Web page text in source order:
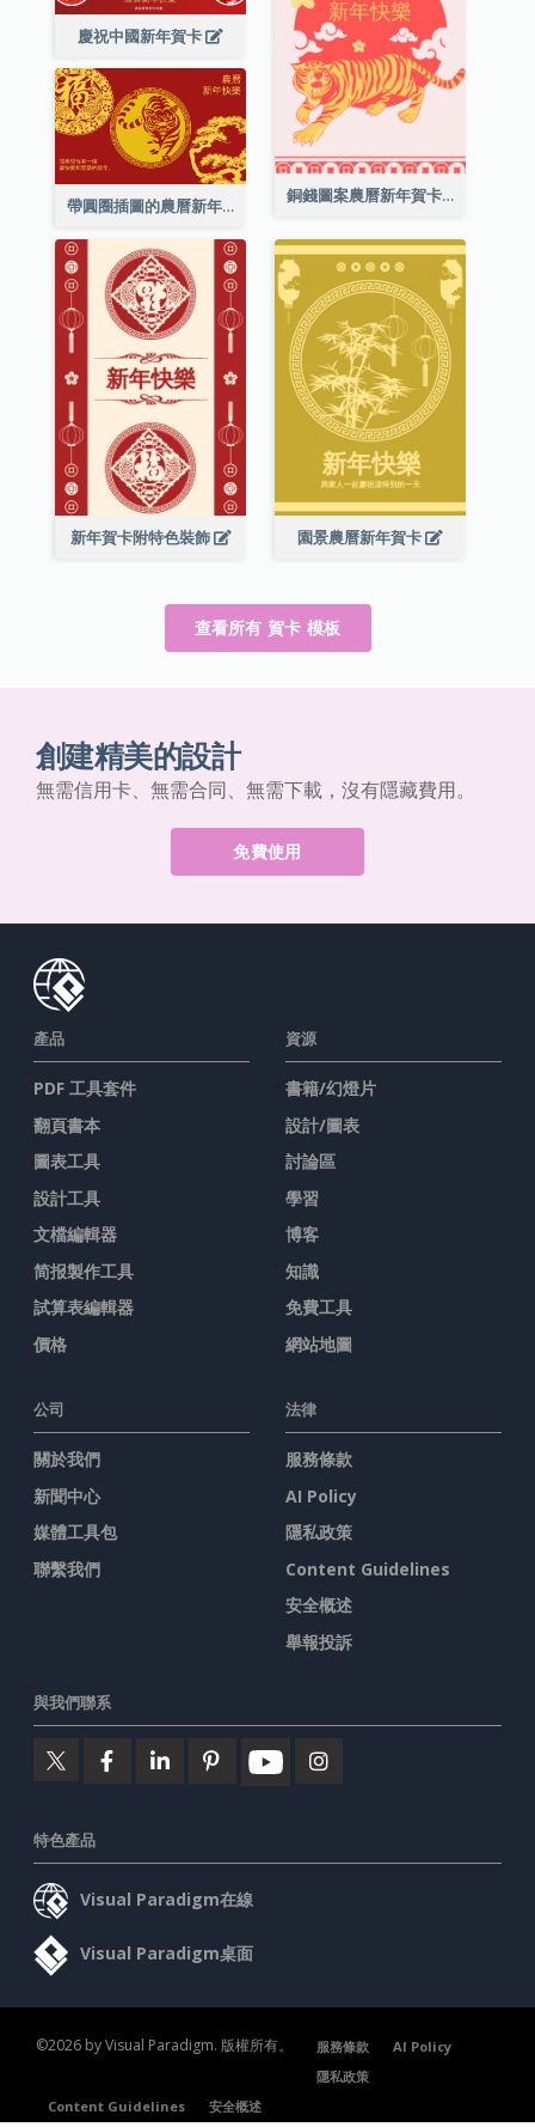
慶祝中國新年賀卡
銅錢圖案農曆新年賀卡
帶圓圈插圖的農曆新年快樂賀卡
新年賀卡附特色裝飾 園景農曆新年賀卡
查看所有 賀卡 模板
創建精美的設計
無需信用卡、無需合同、無需下載，沒有隱藏費用。
免費使用
產品
PDF 工具套件
翻頁書本
圖表工具
設計工具
文檔編輯器
简报製作工具
試算表編輯器
價格
資源
書籍/幻燈片
設計/圖表
討論區
學習
博客
知識
免費工具
網站地圖
公司
關於我們
新聞中心
媒體工具包
聯繫我們
法律
服務條款
AI Policy
隱私政策
Content Guidelines
安全概述
舉報投訴
與我們聯系
特色產品
Visual Paradigm在線
Visual Paradigm桌面
©2026 by Visual Paradigm. 版權所有。 服務條款
AI Policy
隱私政策
Content Guidelines
安全概述